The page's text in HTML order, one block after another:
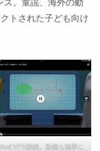
ス、童謡、海外の動
トされた子ども向け
VPN接続。動画も無事に